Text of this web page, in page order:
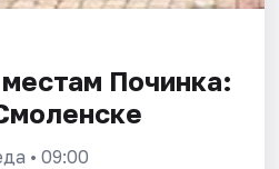
Починка:
• 09:00